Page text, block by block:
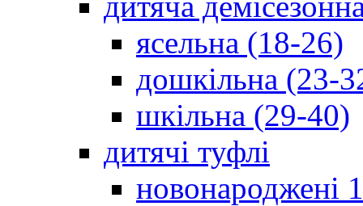
ясельна (18-26)
дошкільна (23-
шкільна (29-40)
дитячі туфлі
новонароджені